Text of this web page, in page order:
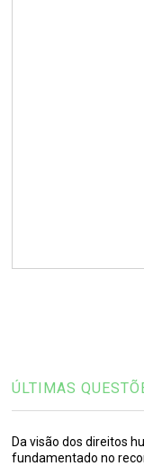
ÚLTIMAS
Da visão dos direitos
fundamentado no